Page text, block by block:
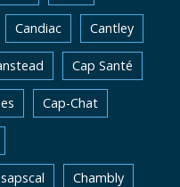
Candiac Cantley
Cap Santé
Cap-Chat
Chambly